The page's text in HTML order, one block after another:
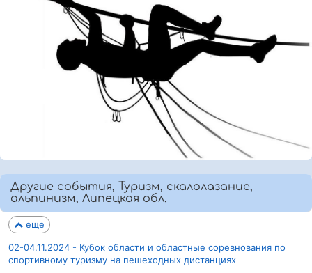
Другие события, Туризм, скалолазание,
альпинизм, Липецкая обл.
еще
02-04.11.2024 - Кубок области и областные соревнования по
спортивному туризму на пешеходных дистанциях